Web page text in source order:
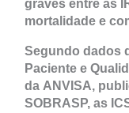
graves entre as
mortalidade e
Segundo dados
Paciente e
da ANVISA,
SOBRASP, as